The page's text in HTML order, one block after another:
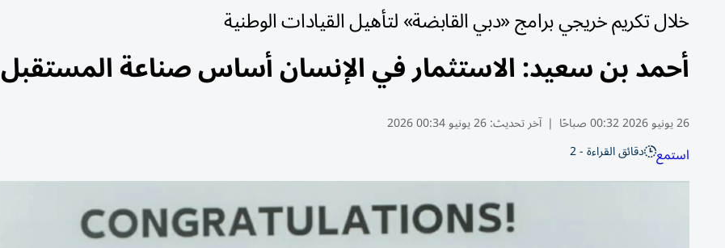
خلال تكريم خريجي برامج «دبي القابضة» لتأهيل القيادات الوطنية
أحمد بن سعيد: الاستثمار في الإنسان أساس صناعة المستقبل
26 يونيو 2026 00:32 صباحًا | آخر تحديث:26 يونيو 00:34 2026
استمع دقائق القراءة - 2